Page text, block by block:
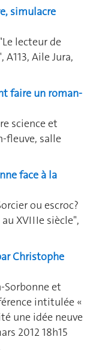
simulacre
lecteur de
Aile Jura,
faire un roman-
science et
fleuve, salle
face à la
ou escroc?
XVIIIe siècle",
Christophe
Sorbonne et
intitulée «
une idée neuve
2012 18h15